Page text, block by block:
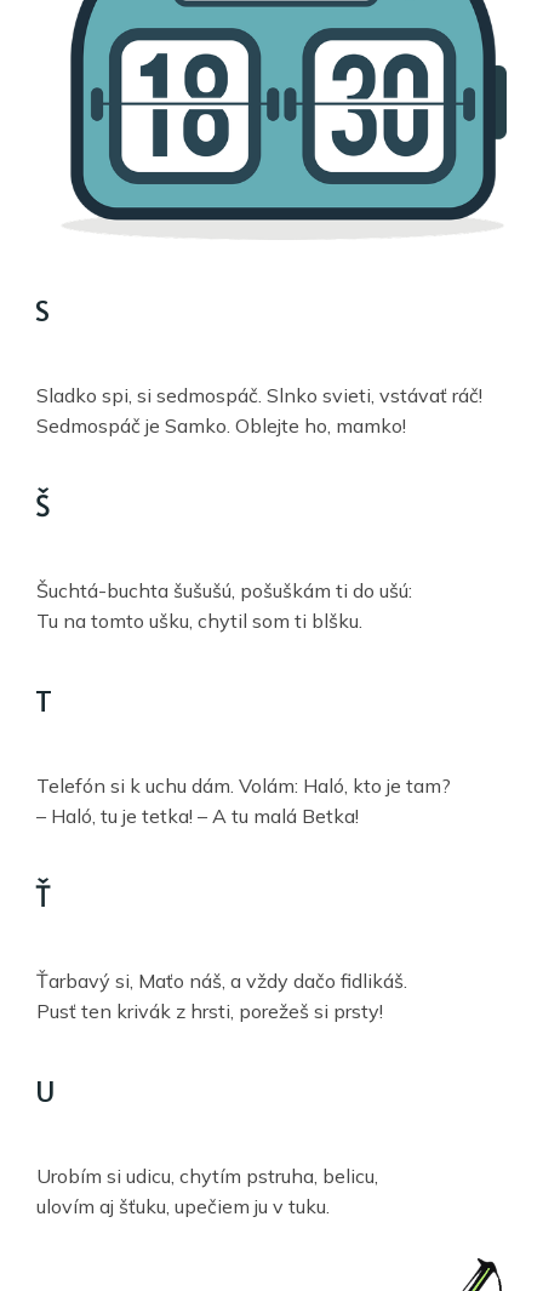
S
Sladko spi, si sedmospáč. Slnko svieti, vstávať ráč!
Sedmospáč je Samko. Oblejte ho, mamko!
Š
Šuchtá-buchta šušušú, pošuškám ti do ušú:
Tu na tomto ušku, chytil som ti blšku.
T
Telefón si k uchu dám. Volám: Haló, kto je tam?
– Haló, tu je tetka! – A tu malá Betka!
Ť
Ťarbavý si, Maťo náš, a vždy dačo fidlikáš.
Pusť ten krivák z hrsti, porežeš si prsty!
U
Urobím si udicu, chytím pstruha, belicu,
ulovím aj šťuku, upečiem ju v tuku.